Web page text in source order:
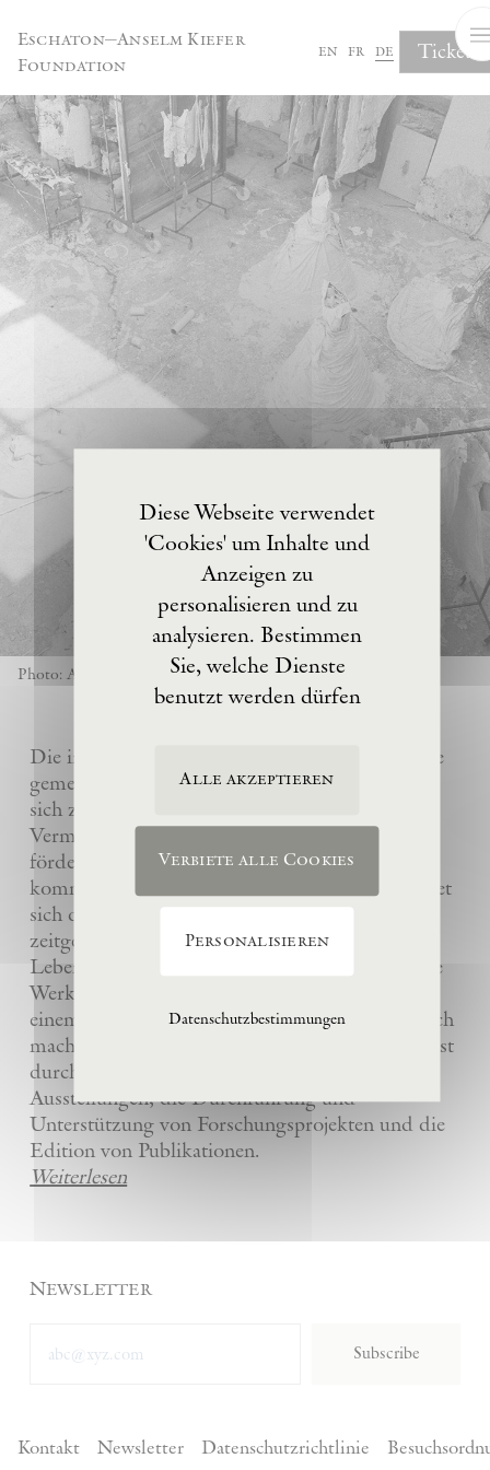
Eschaton—Anselm Kiefer
Foundation
en fr de Tickets
Photo: Anselm Kiefer
Die im Jahre 2017 von Anselm Kiefer gegründete
gemeinnützige Eschaton –Kunststiftung hat es
sich zur Aufgabe gemacht, das künstlerische
Vermächtnis ihres Gründers Anselm Kiefer zu
fördern und sein Atelier La Ribaute für
kommende Generationen zu erhalten. Sie widmet
sich dem Verständnis und der Wertschätzung
zeitgenössischer Kunst, insbesondere des
Lebenswerks von Anselm Kiefer, indem sie seine
Werke und die anderer Künstler bewahrt und
einem breiten Publikum in La Ribaute zugänglich
macht. Die Stiftung fördert zeitgenössische Kunst
durch die Organisation von internationalen
Ausstellungen, die Durchführung und
Unterstützung von Forschungsprojekten und die
Edition von Publikationen.
Weiterlesen
Newsletter
Subscribe
Kontakt Newsletter Datenschutzrichtlinie
Diese Webseite verwendet
'Cookies' um Inhalte und
Anzeigen zu
personalisieren und zu
analysieren. Bestimmen
Sie, welche Dienste
benutzt werden dürfen
Alle akzeptieren
Verbiete alle Cookies
Personalisieren
Datenschutzbestimmungen